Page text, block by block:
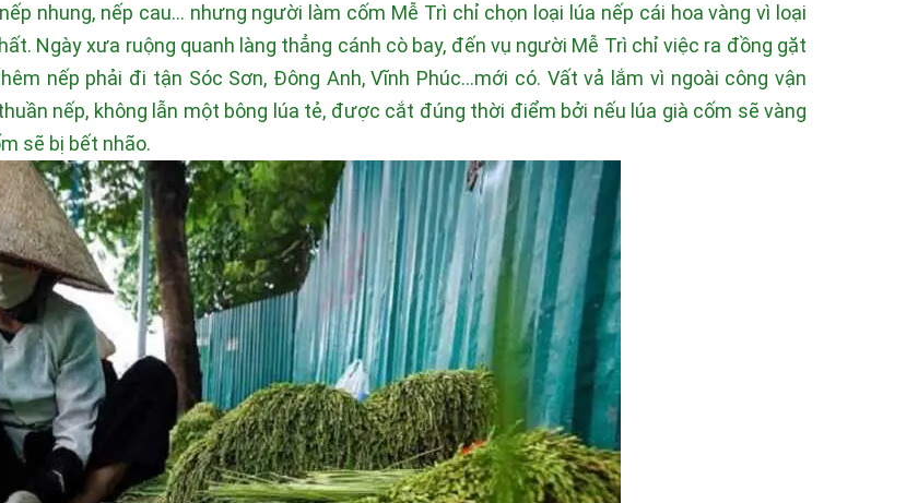
nhung, nếp cau... nhưng người làm cốm Mễ Trì chỉ chọn loại lúa nếp cái hoa vàng vì loại
Ngày xưa ruộng quanh làng thẳng cánh cò bay, đến vụ người Mễ Trì chỉ việc ra đồng gặt
nếp phải đi tận Sóc Sơn, Đông Anh, Vĩnh Phúc...mới có. Vất vả lắm vì ngoài công vận
nếp, không lẫn một bông lúa tẻ, được cắt đúng thời điểm bởi nếu lúa già cốm sẽ vàng
sẽ bị bết nhão.